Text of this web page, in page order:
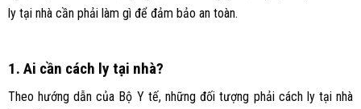
ly tại nhà cần phải làm gì để đảm bảo an toàn.
1. Ai cần cách ly tại nhà?
Theo hướng dẫn của Bộ Y tế, những đối tượng phải cách ly tại nhà